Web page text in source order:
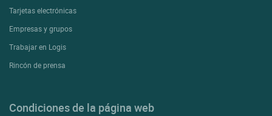
Tarjetas electrónicas
Empresas y grupos
Trabajar en Logis
Rincón de prensa
Condiciones de la página web